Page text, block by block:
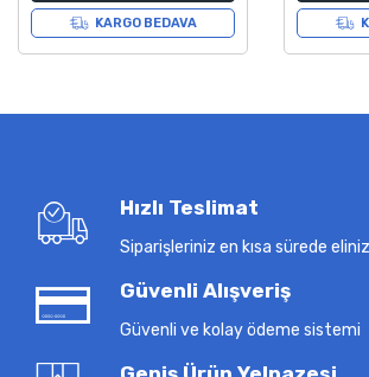
KARGO BEDAVA
Hızlı Teslimat
Siparişleriniz en kısa sürede
Güvenli Alışveriş
Güvenli ve kolay ödeme sistemi